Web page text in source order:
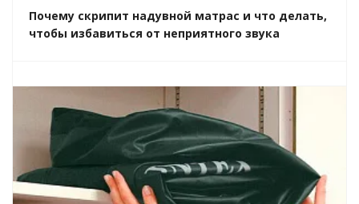
Почему скрипит надувной матрас и что делать,
чтобы избавиться от неприятного звука